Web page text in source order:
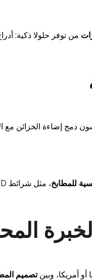
من توفر حلولا ذكية:
دمج إضاءة الخزائن
للمطابخ
أمريكا، وبينتصميم